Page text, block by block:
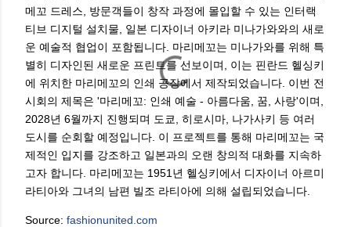
메꼬 드레스, 방문객들이 창작 과정에 몰입할 수 있는 인터랙
티브 디지털 설치물, 일본 디자이너 아키라 미나가와와의 새로
운 예술적 협업이 포함됩니다. 마리메꼬는 미나가와를 위해 특
별히 디자인된 새로운 프린트를 선보이며, 이는 핀란드 헬싱키
에 위치한 마리메꼬의 인쇄 공장에서 제작되었습니다. 이번 전
시회의 제목은 '마리메꼬: 인쇄 예술 - 아름다움, 꿈, 사랑'이며,
2028년 6월까지 진행되며 도쿄, 히로시마, 나가사키 등 여러
도시를 순회할 예정입니다. 이 프로젝트를 통해 마리메꼬는 국
제적인 입지를 강조하고 일본과의 오랜 창의적 대화를 지속하
고자 합니다. 마리메꼬는 1951년 헬싱키에서 디자이너 아르미
라티아와 그녀의 남편 빌조 라티아에 의해 설립되었습니다.
Source: fashionunited.com